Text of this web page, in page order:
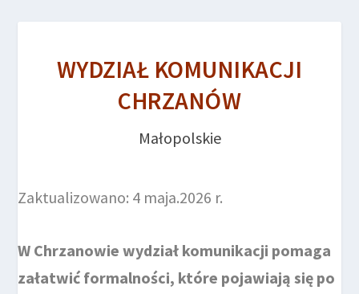
WYDZIAŁ KOMUNIKACJI
CHRZANÓW
Małopolskie
Zaktualizowano: 4 maja.2026 r.
W Chrzanowie wydział komunikacji pomaga
załatwić formalności, które pojawiają się po